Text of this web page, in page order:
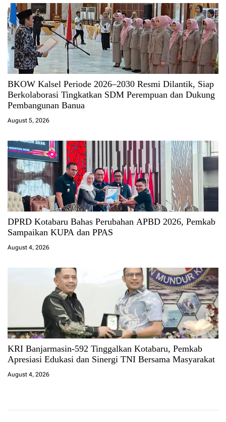
BKOW Kalsel Periode 2026–2030 Resmi Dilantik, Siap
Berkolaborasi Tingkatkan SDM Perempuan dan Dukung
Pembangunan Banua
August 5, 2026
DPRD Kotabaru Bahas Perubahan APBD 2026, Pemkab
Sampaikan KUPA dan PPAS
August 4, 2026
KRI Banjarmasin-592 Tinggalkan Kotabaru, Pemkab
Apresiasi Edukasi dan Sinergi TNI Bersama Masyarakat
August 4, 2026